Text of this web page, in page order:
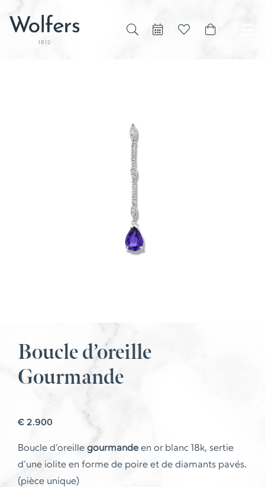
Boucle d’oreille
Gourmande
€2.900
Boucle d’oreille gourmande en or blanc 18k, sertie
d’une iolite en forme de poire et de diamants pavés.
(pièce unique)